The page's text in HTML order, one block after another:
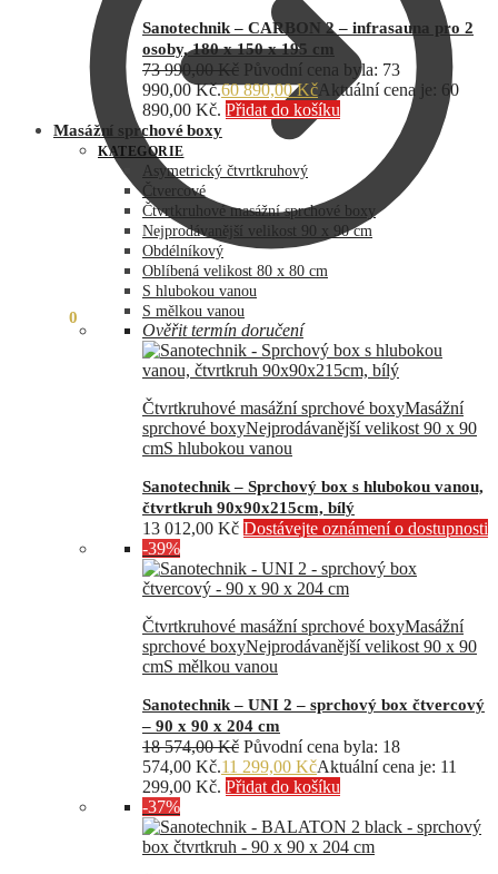
0
Sanotechnik – CARBON 2 – infrasauna pro 2
osoby, 180 x 150 x 195 cm
73 990,00Kč Původní cena byla: 73
990,00 Kč.60 890,00Kč Aktuální cena je: 60
890,00 Kč. Přidat do košíku
Masážní sprchové boxy
KATEGORIE
Asymetrický čtvrtkruhový
Čtvercové
Čtvrtkruhové masážní sprchové boxy
Nejprodávanější velikost 90 x 90 cm
Obdélníkový
Oblíbená velikost 80 x 80 cm
S hlubokou vanou
S mělkou vanou
Ověřit termín doručení
Čtvrtkruhové masážní sprchové boxyMasážní
sprchové boxyNejprodávanější velikost 90 x 90
cmS hlubokou vanou
Sanotechnik – Sprchový box s hlubokou vanou,
čtvrtkruh 90x90x215cm, bílý
13 012,00 Kč Dostávejte oznámení o dostupnosti
-39%
Čtvrtkruhové masážní sprchové boxyMasážní
sprchové boxyNejprodávanější velikost 90 x 90
cmS mělkou vanou
Sanotechnik – UNI 2 – sprchový box čtvercový
– 90 x 90 x 204 cm
18 574,00Kč Původní cena byla: 18
574,00 Kč.11 299,00 KčAktuální cena je: 11
299,00 Kč. Přidat do košíku
-37%